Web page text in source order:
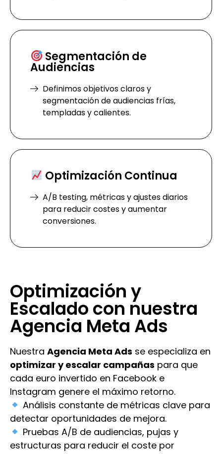
Segmentación de
Audiencias
Definimos objetivos claros y
segmentación de audiencias frías,
templadas y calientes.
Optimización Continua
A/B testing, métricas y ajustes diarios
para reducir costes y aumentar
conversiones.
Optimización y
Escalado con nuestra
Agencia Meta Ads
Nuestra Agencia Meta Ads se especializa en
optimizar y escalar campañas para que
cada euro invertido en Facebook e
Instagram genere el máximo retorno.
Análisis constante de métricas clave para
detectar oportunidades de mejora.
Pruebas A/B de audiencias, pujas y
estructuras para reducir el coste por